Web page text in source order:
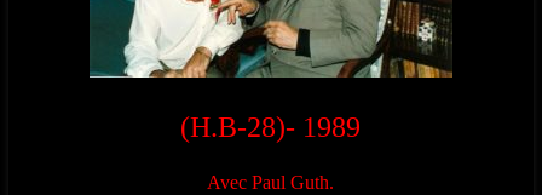
(H.B-28)- 1989
Avec Paul Guth.